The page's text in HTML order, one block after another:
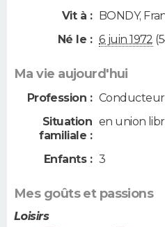
Vit à : BONDY,
Né le : 6 juin 1972
Ma vie aujourd'hui
Profession : Conducteur
Situation
familiale :
en union
Enfants : 3
Mes goûts et passions
Loisirs